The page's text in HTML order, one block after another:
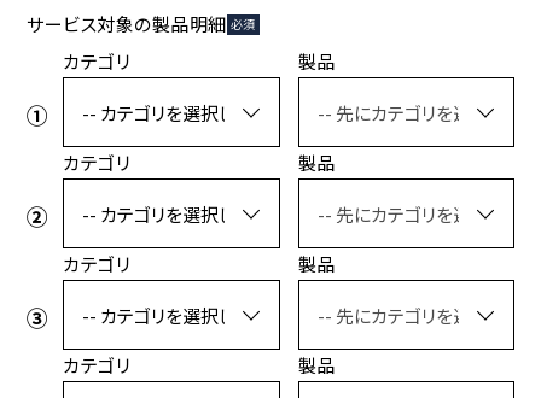
革道
# LEATHER
ABOUT US COLLABORATOR
SHOP LIST 修理サービス
INFORMATION CONTACT
ONLINE STORE
サービス対象の製品明細 必須
カテゴリ 製品
カテゴリ 製品
カテゴリ 製品
カテゴリ 製品